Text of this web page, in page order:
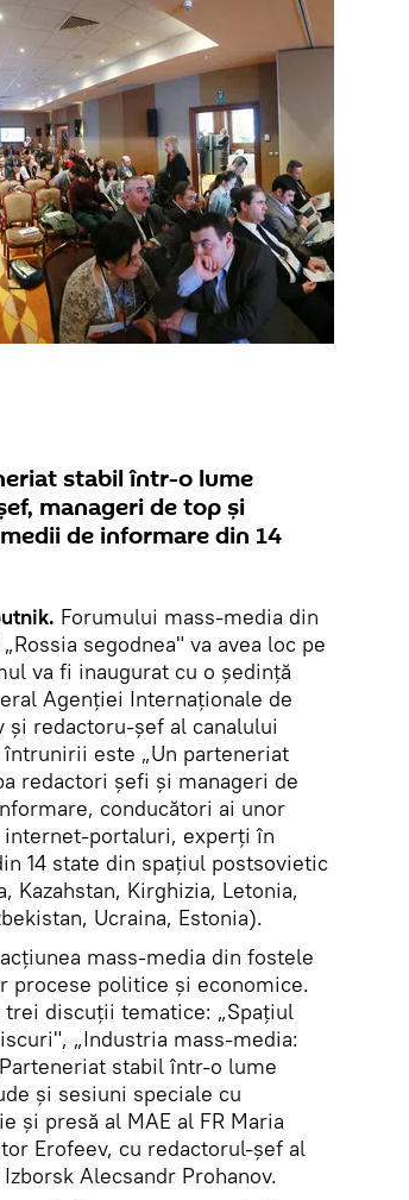
stabil într-o lume
manageri de top şi
de informare din 14
Forumului mass-media din
segodnea" va avea loc pe
va fi inaugurat cu o şedinţă
Agenţiei Internaţionale de
şi redactoru-şef al canalului
întrunirii este „Un parteneriat
redactori șefi și manageri de
conducători ai unor
portaluri, experți în
14 state din spațiul postsovietic
Kazahstan, Kirghizia, Letonia,
Ucraina, Estonia).
mass-media din fostele
procese politice și economice.
discuții tematice: „Spațiul
„Industria mass-media:
stabil într-o lume
și sesiuni speciale cu
și presă al MAE al FR Maria
Erofeev, cu redactorul-șef al
Alecsandr Prohanov.